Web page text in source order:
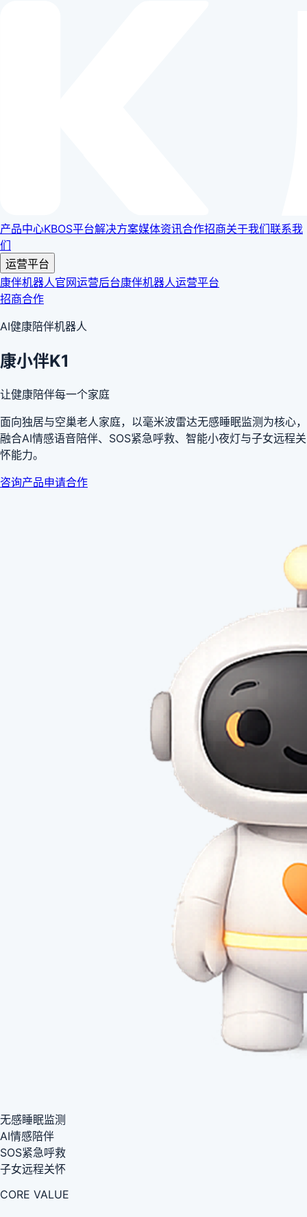
产品中心KBOS平台解决方案媒体资讯合作招商关于我们联系我
们
运营平台
康伴机器人官网运营后台康伴机器人运营平台
招商合作
AI健康陪伴机器人
康小伴K1
让健康陪伴每一个家庭
面向独居与空巢老人家庭，以毫米波雷达无感睡眠监测为核心，
融合AI情感语音陪伴、SOS紧急呼救、智能小夜灯与子女远程关
怀能力。
咨询产品申请合作
无感睡眠监测
AI情感陪伴
SOS紧急呼救
子女远程关怀
CORE VALUE